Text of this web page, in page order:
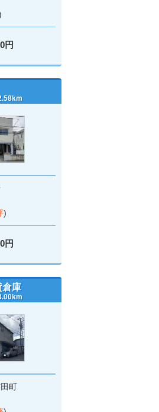
円
)
円
倉庫
町